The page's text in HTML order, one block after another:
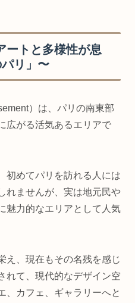
ートと多様性が息
リ」〜
）は、パリの南東部
広がる活気あるエリアで
初めてパリを訪れる人には
れませんが、実は地元民や
魅力的なエリアとして人気
え、現在もその名残を感じ
れて、現代的なデザイン空
、カフェ、ギャラリーへと